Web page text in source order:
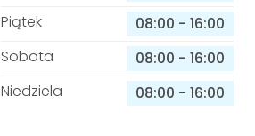
Piątek
08:00 - 16:00
Sobota
08:00 - 16:00
Niedziela
08:00 - 16:00